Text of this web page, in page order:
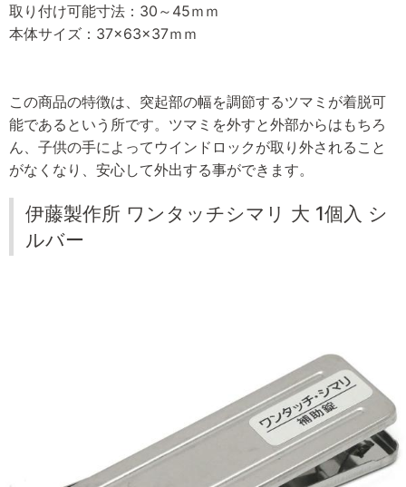
取り付け可能寸法：30～45ｍｍ
本体サイズ：37×63×37ｍｍ
この商品の特徴は、突起部の幅を調節するツマミが着脱可
能であるという所です。ツマミを外すと外部からはもちろ
ん、子供の手によってウインドロックが取り外されること
がなくなり、安心して外出する事ができます。
伊藤製作所 ワンタッチシマリ 大 1個入 シ
ルバー